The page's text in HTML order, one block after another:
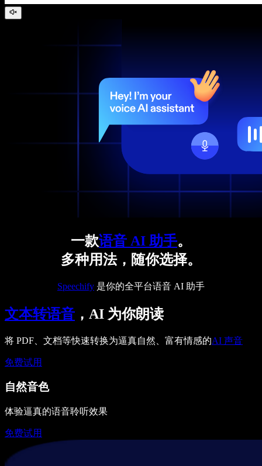
一款语音 AI 助手。
多种用法，随你选择。
Speechify 是你的全平台语音 AI 助手
文本转语音 ，AI 为你朗读
将 PDF、文档等快速转换为逼真自然、富有情感的AI 声音
免费试用
自然音色
体验逼真的语音聆听效果
免费试用